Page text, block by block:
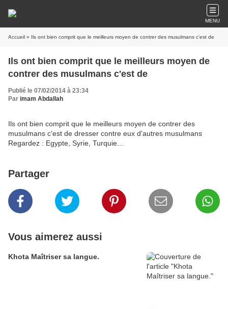
MENU
Accueil » Ils ont bien comprit que le meilleurs moyen de contrer des musulmans c'est de
Ils ont bien comprit que le meilleurs moyen de
contrer des musulmans c'est de
Publié le 07/02/2014 à 23:34
Par imam Abdallah
Ils ont bien comprit que le meilleurs moyen de contrer des
musulmans c'est de dresser contre eux d'autres musulmans
Regardez : Egypte, Syrie, Turquie...
Partager
Vous aimerez aussi
Khota Maîtriser sa langue.